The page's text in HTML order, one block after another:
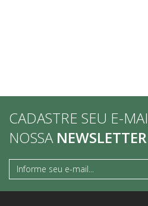
CADASTRE SEU E-
NOSSA NEWSLETTER